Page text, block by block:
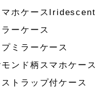
マホケースIridescent
ーケース
ミラーケース
ンド柄スマホケース
トラップ付ケース